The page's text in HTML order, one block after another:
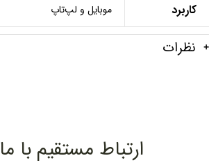
کاربرد موبایل و لپ‌تاپ
نظرات
ارتباط مستقیم با ما